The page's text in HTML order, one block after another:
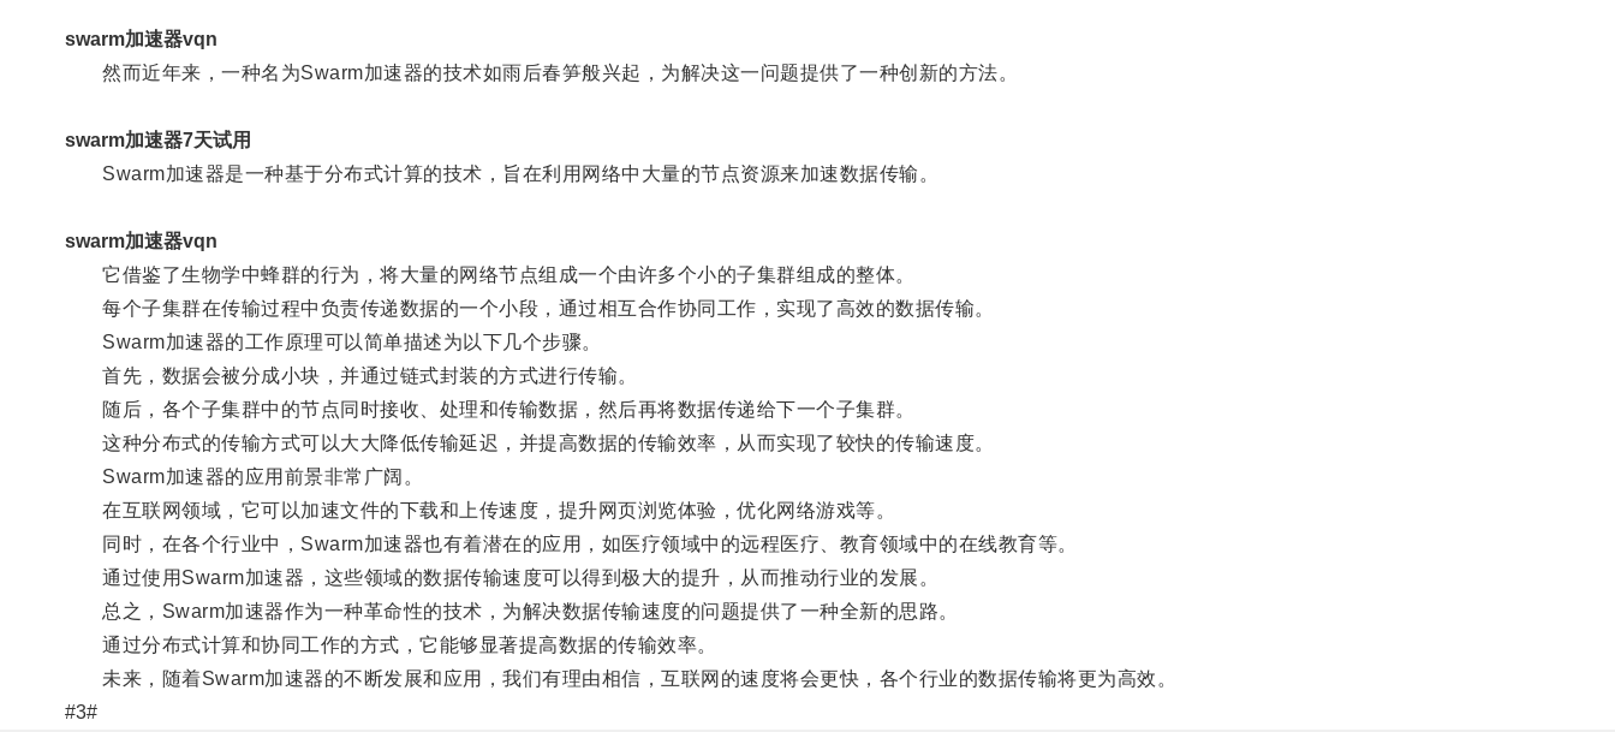
swarm加速器vqn
然而近年来，一种名为Swarm加速器的技术如雨后春笋般兴起，为解决这一问题提供了一种创新的方法。
swarm加速器7天试用
Swarm加速器是一种基于分布式计算的技术，旨在利用网络中大量的节点资源来加速数据传输。
swarm加速器vqn
它借鉴了生物学中蜂群的行为，将大量的网络节点组成一个由许多个小的子集群组成的整体。
每个子集群在传输过程中负责传递数据的一个小段，通过相互合作协同工作，实现了高效的数据传输。
Swarm加速器的工作原理可以简单描述为以下几个步骤。
首先，数据会被分成小块，并通过链式封装的方式进行传输。
随后，各个子集群中的节点同时接收、处理和传输数据，然后再将数据传递给下一个子集群。
这种分布式的传输方式可以大大降低传输延迟，并提高数据的传输效率，从而实现了较快的传输速度。
Swarm加速器的应用前景非常广阔。
在互联网领域，它可以加速文件的下载和上传速度，提升网页浏览体验，优化网络游戏等。
同时，在各个行业中，Swarm加速器也有着潜在的应用，如医疗领域中的远程医疗、教育领域中的在线教育等。
通过使用Swarm加速器，这些领域的数据传输速度可以得到极大的提升，从而推动行业的发展。
总之，Swarm加速器作为一种革命性的技术，为解决数据传输速度的问题提供了一种全新的思路。
通过分布式计算和协同工作的方式，它能够显著提高数据的传输效率。
未来，随着Swarm加速器的不断发展和应用，我们有理由相信，互联网的速度将会更快，各个行业的数据传输将更为高效。
#3#